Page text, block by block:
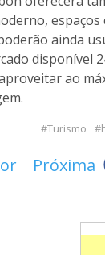
ainda
disponível
ao
Turismo
Próxima